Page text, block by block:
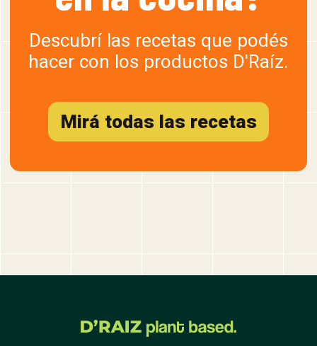
Descubrí las recetas que podés
hacer con los productos D'Raíz.
Mirá todas las recetas